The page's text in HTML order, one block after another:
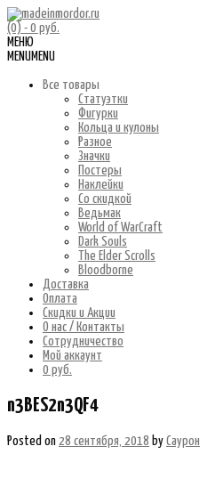
(0) - 0 руб.
МЕНЮ
MENU MENU
Все товары
Статуэтки
Фигурки
Кольца и кулоны
Разное
Значки
Постеры
Наклейки
Со скидкой
Ведьмак
World of WarCraft
Dark Souls
The Elder Scrolls
Bloodborne
Доставка
Оплата
Скидки и Акции
О нас / Контакты
Сотрудничество
Мой аккаунт
0 руб.
n3BES2n3QF4
Posted on 28 сентября, 2018 by Саурон